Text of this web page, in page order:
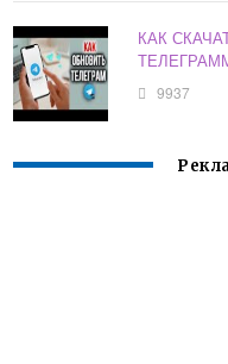
КАК
9937